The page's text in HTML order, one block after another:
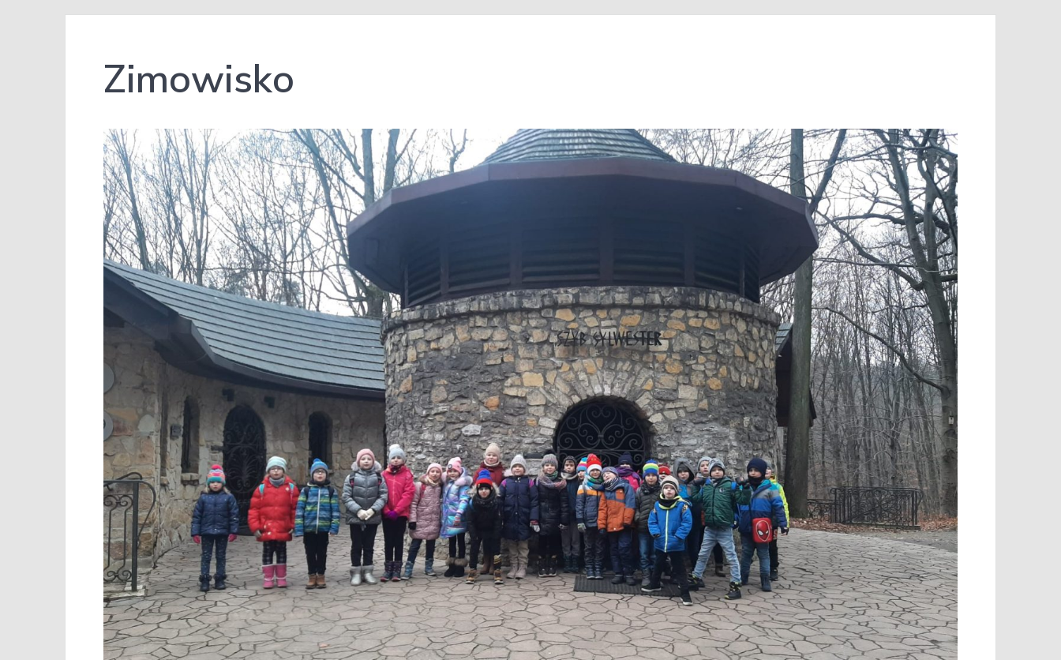
Zimowisko